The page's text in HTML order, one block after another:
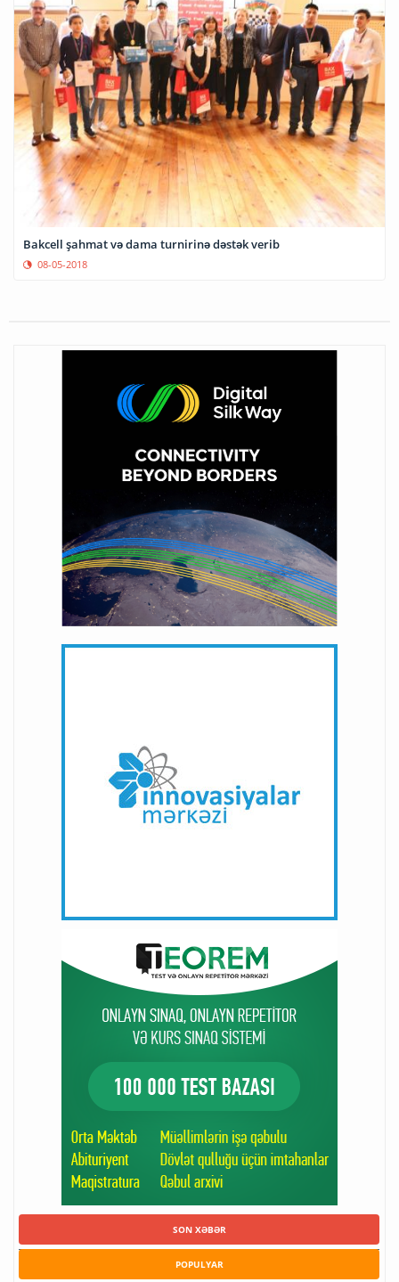
Bakcell şahmat və dama turnirinə dəstək verib
08-05-2018
SON XƏBƏR
POPULYAR